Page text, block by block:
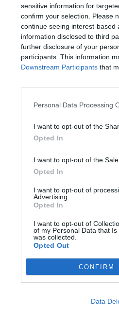
sensitive information for
confirm your selection. Please
continue seeing interest-
information disclosed to third
further disclosure of your
participants. This information
Downstream Participants that
Personal Data Processing
I want to opt-out of the
Opted In
I want to opt-out of the
Opted In
I want to opt-out of
Advertising.
Opted In
I want to opt-out of
of my Personal Data that
was collected.
Opted Out
CONFIRM
Data
elfelejteni
húzzák a ponthatárokat? Mikor
sorrendjén?
jelölitek meg a szakokat
Hány képzést lehet